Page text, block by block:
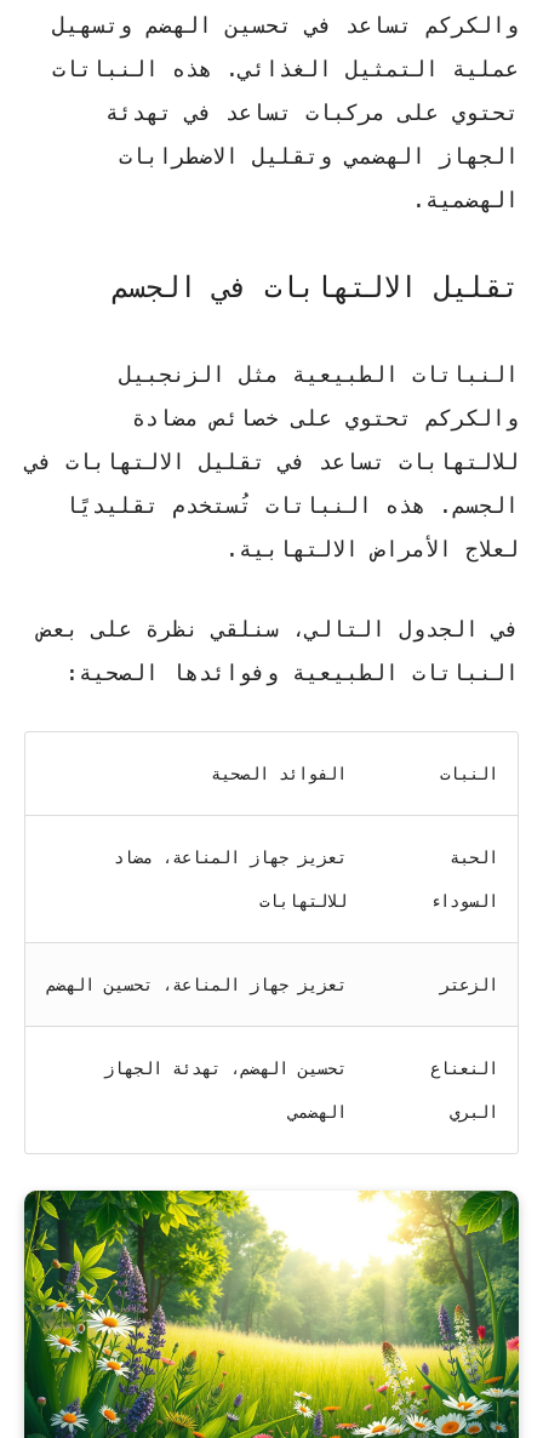
و الكركم تساعد في تحسين الهضم وتسهيل
عملية التمثيل الغذائي. هذه النباتات
تحتوي على مركبات تساعد في تهدئة
الجهاز الهضمي وتقليل الاضطرابات
الهضمية.
تقليل الالتهابات في الجسم
النباتات الطبيعية مثل
الزنجبيل
و الكركم تحتوي على خصائص مضادة
للالتهابات تساعد في تقليل الالتهابات في
الجسم. هذه النباتات تُستخدم تقليديًا
لعلاج الأمراض الالتهابية.
في الجدول التالي، سنلقي نظرة على بعض
النباتات الطبيعية وفوائدها الصحية:
النبات الفوائد الصحية
الحبة
السوداء
تعزيز جهاز المناعة، مضاد
للالتهابات
الزعتر تعزيز جهاز المناعة، تحسين الهضم
النعناع
البري
تحسين الهضم، تهدئة الجهاز
الهضمي